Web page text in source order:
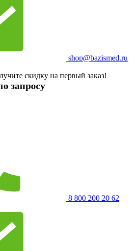
shop@bazismed.ru
скидку на первый заказ!
запросу
8 800 200 20 62